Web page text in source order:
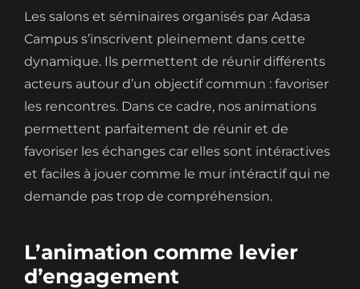
Les salons et séminaires organisés par Adasa
Campus s’inscrivent pleinement dans cette
dynamique. Ils permettent de réunir différents
acteurs autour d’un objectif commun : favoriser
les rencontres. Dans ce cadre, nos animations
permettent parfaitement de réunir et de
favoriser les échanges car elles sont intéractives
et faciles à jouer comme le mur intéractif qui ne
demande pas trop de compréhension.
L’animation comme levier
d’engagement